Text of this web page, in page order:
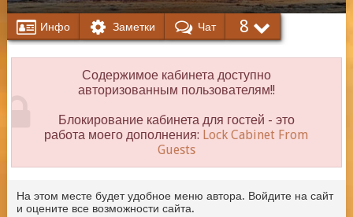
Инфо Заметки Чат 8
Содержимое кабинета доступно
авторизованным пользователям!!
Блокирование кабинета для гостей - это
работа моего дополнения: Lock Cabinet From
Guests
На этом месте будет удобное меню автора. Войдите на сайт
и оцените все возможности сайта.